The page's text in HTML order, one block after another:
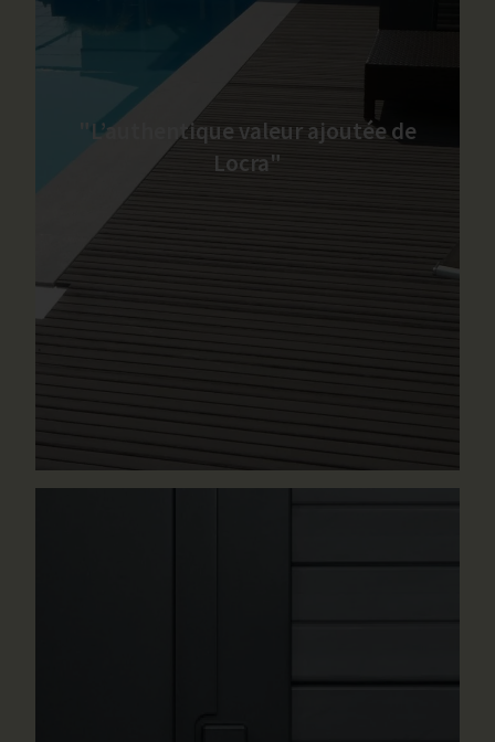
"L’authentique valeur ajoutée de
Locra"